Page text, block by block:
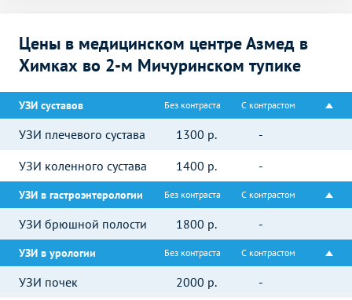
Цены в медицинском центре Азмед в
Химках во 2-м Мичуринском тупике
УЗИ суставов Без контраста С контрастом
УЗИ плечевого сустава 1300 р.
-
УЗИ коленного сустава
1400 р. -
УЗИ в гастроэнтерологии Без контраста С контрастом
УЗИ брюшной полости 1800 р. -
УЗИ в урологии Без контраста С контрастом
УЗИ почек 2000 р.
-